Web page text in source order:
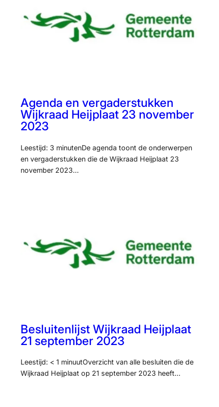
Agenda en vergaderstukken
Wijkraad Heijplaat 23 november
2023
Leestijd: 3 minutenDe agenda toont de onderwerpen
en vergaderstukken die de Wijkraad Heijplaat 23
november 2023…
Besluitenlijst Wijkraad Heijplaat
21 september 2023
Leestijd: < 1 minuutOverzicht van alle besluiten die de
Wijkraad Heijplaat op 21 september 2023 heeft…